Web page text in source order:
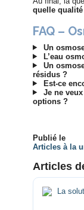
quelle
FAQ –
Un
L’eau
Un
résidus ?
Est-ce
Je ne
options ?
Publié le
Articles à la
Articles